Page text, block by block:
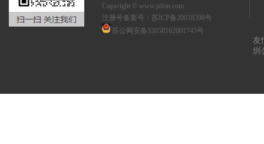
Copyright © www.jzfon.com
注册号备案号： 苏ICP备20038390号
苏公网安备32058102001743号
友
圳